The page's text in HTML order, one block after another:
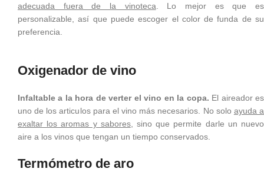
adecuada fuera de la vinoteca . Lo mejor es que es
personalizable, así que puede escoger el color de funda de su
preferencia.
Oxigenador de vino
Infaltable a la hora de verter el vino en la copa. El aireador es
uno de los articulos para el vino más necesarios. No solo ayuda a
exaltar los aromas y sabores, sino que permite darle un nuevo
aire a los vinos que tengan un tiempo conservados.
Termómetro de aro